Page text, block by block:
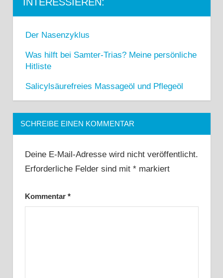
Der Nasenzyklus
Was hilft bei Samter-Trias? Meine persönliche
Hitliste
Salicylsäurefreies Massageöl und Pflegeöl
SCHREIBE EINEN KOMMENTAR
Deine E-Mail-Adresse wird nicht veröffentlicht.
Erforderliche Felder sind mit *markiert
Kommentar *